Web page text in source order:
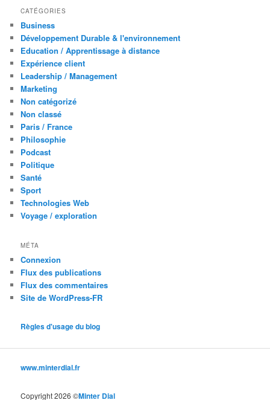
CATÉGORIES
Business
Développement Durable & l'environnement
Education / Apprentissage à distance
Expérience client
Leadership / Management
Marketing
Non catégorizé
Non classé
Paris / France
Philosophie
Podcast
Politique
Santé
Sport
Technologies Web
Voyage / exploration
MÉTA
Connexion
Flux des publications
Flux des commentaires
Site de WordPress-FR
Règles d'usage du blog
www.minterdial.fr
Copyright 2026 ©Minter Dial